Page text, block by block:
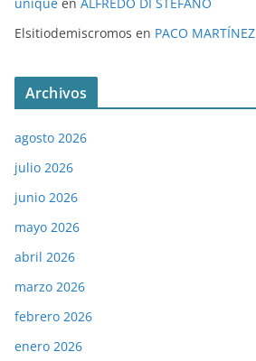
unique en ALFREDO DI STÉFANO
Elsitiodemiscromos en PACO MARTÍNEZ
Archivos
agosto 2026
julio 2026
junio 2026
mayo 2026
abril 2026
marzo 2026
febrero 2026
enero 2026